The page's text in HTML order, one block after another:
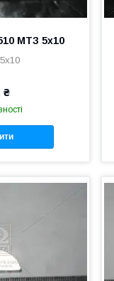
МТЗ 5х10
5х10
₴